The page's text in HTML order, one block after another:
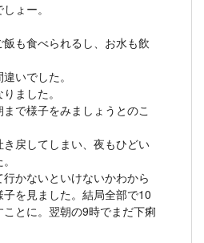
ょー。
も食べられるし、お水も飲
いでした。
ました。
で様子をみましょうとのこ
戻してしまい、夜もひどい
かないといけないかわから
を見ました。結局全部で10
とに。翌朝の9時でまだ下痢